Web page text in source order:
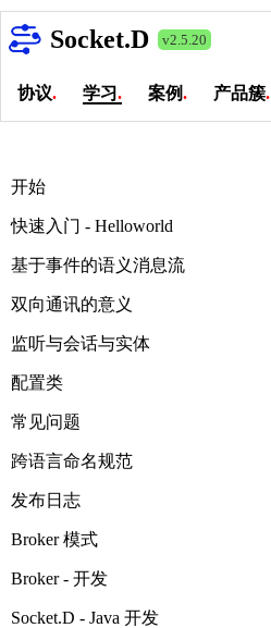
Socket.D v2.5.20
协议. 学习. 案例. 产品簇.
开始
快速入门 - Helloworld
基于事件的语义消息流
双向通讯的意义
监听与会话与实体
配置类
常见问题
跨语言命名规范
发布日志
Broker 模式
Broker - 开发
Socket.D - Java 开发